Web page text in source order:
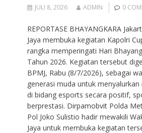
JULI 8, 2026 ADMIN 0
REPORTASE BHAYANGKARA
Jaya membuka kegiatan Kapolri
rangka memperingati Hari
Tahun 2026. Kegiatan tersebut
BPMJ, Rabu (8/7/2026), sebagai
generasi muda untuk
di bidang esports secara positif,
berprestasi. Dirpamobvit Polda
Pol Joko Sulistio hadir mewakili
Jaya untuk membuka kegiatan